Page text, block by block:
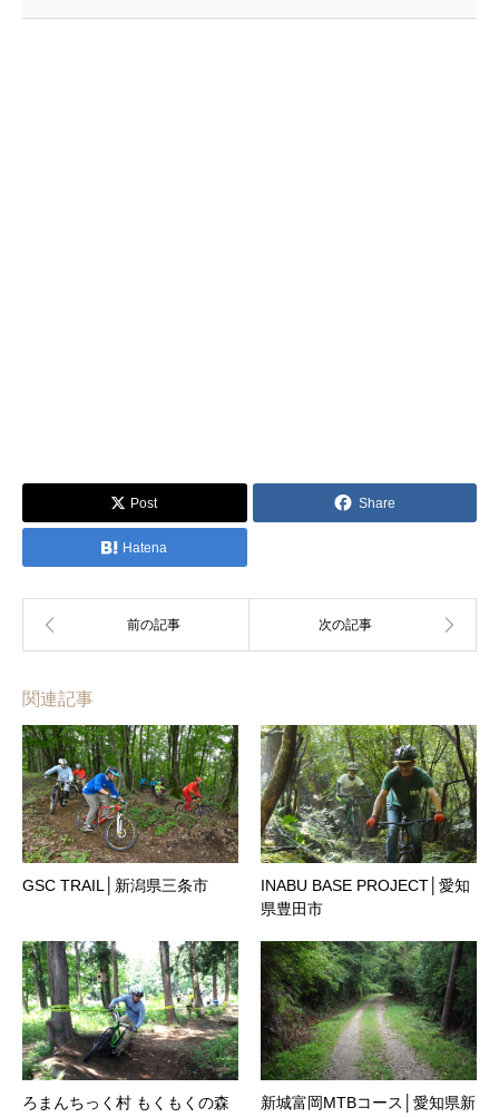
Post Share
Hatena
関連記事
GSC TRAIL│新潟県三条市
INABU BASE PROJECT│愛知
県豊田市
ろまんちっく村 もくもくの森
新城富岡MTBコース│愛知県新